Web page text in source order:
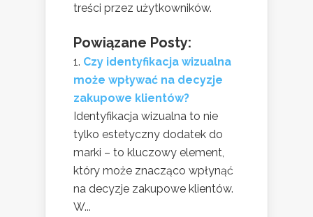
treści przez użytkowników.
Powiązane Posty:
Czy identyfikacja wizualna
może wpływać na decyzje
zakupowe klientów?
Identyfikacja wizualna to nie
tylko estetyczny dodatek do
marki – to kluczowy element,
który może znacząco wpłynąć
na decyzje zakupowe klientów.
W...